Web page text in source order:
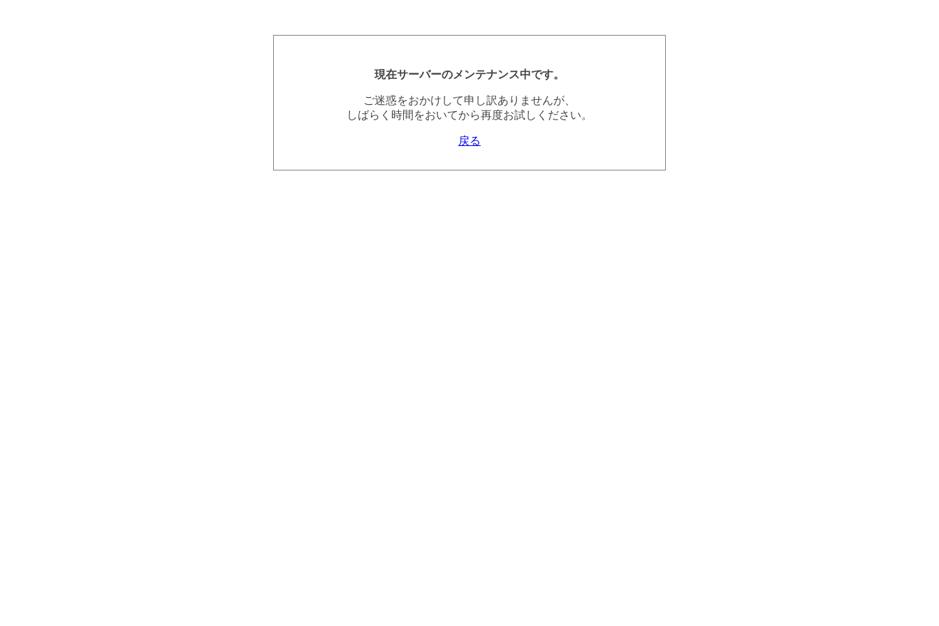
現在サーバーのメンテナンス中です。
ご迷惑をおかけして申し訳ありませんが、
しばらく時間をおいてから再度お試しください。
戻る